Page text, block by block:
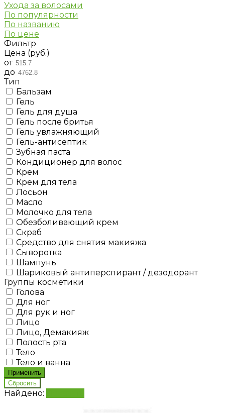
Ухода за волосами
По популярности
По названию
По цене
Фильтр
Цена (руб.)
от
до
Тип
Бальзам
Гель
Гель для душа
Гель после бритья
Гель увлажняющий
Гель-антисептик
Зубная паста
Кондиционер для волос
Крем
Крем для тела
Лосьон
Масло
Молочко для тела
Обезболивающий крем
Скраб
Средство для снятия макияжа
Сыворотка
Шампунь
Шариковый антиперспирант / дезодорант
Группы косметики
Голова
Для ног
Для рук и ног
Лицо
Лицо, Демакияж
Полость рта
Тело
Тело и ванна
Найдено: